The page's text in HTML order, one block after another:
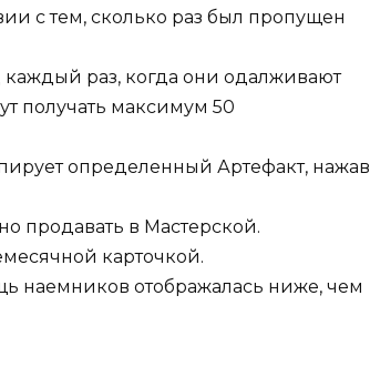
с тем, сколько раз был пропущен
каждый раз, когда они одалживают
получать максимум 50
определенный Артефакт, нажав
продавать в Мастерской.
карточкой.
наемников отображалась ниже, чем